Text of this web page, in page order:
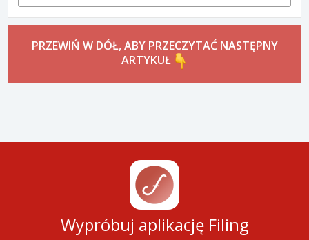
PRZEWIŃ W DÓŁ, ABY PRZECZYTAĆ NASTĘPNY
ARTYKUŁ
Wypróbuj aplikację Filing